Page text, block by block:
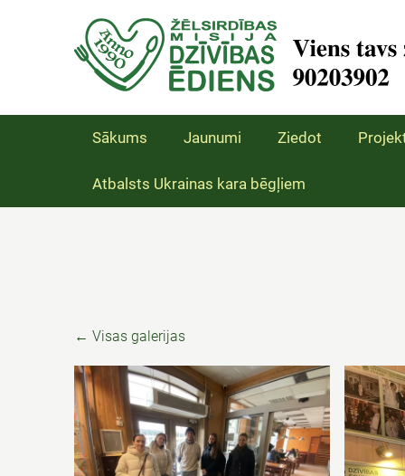
Sākums Jaunumi Ziedot
Atbalsts Ukrainas kara bēgļiem
Visas galerijas